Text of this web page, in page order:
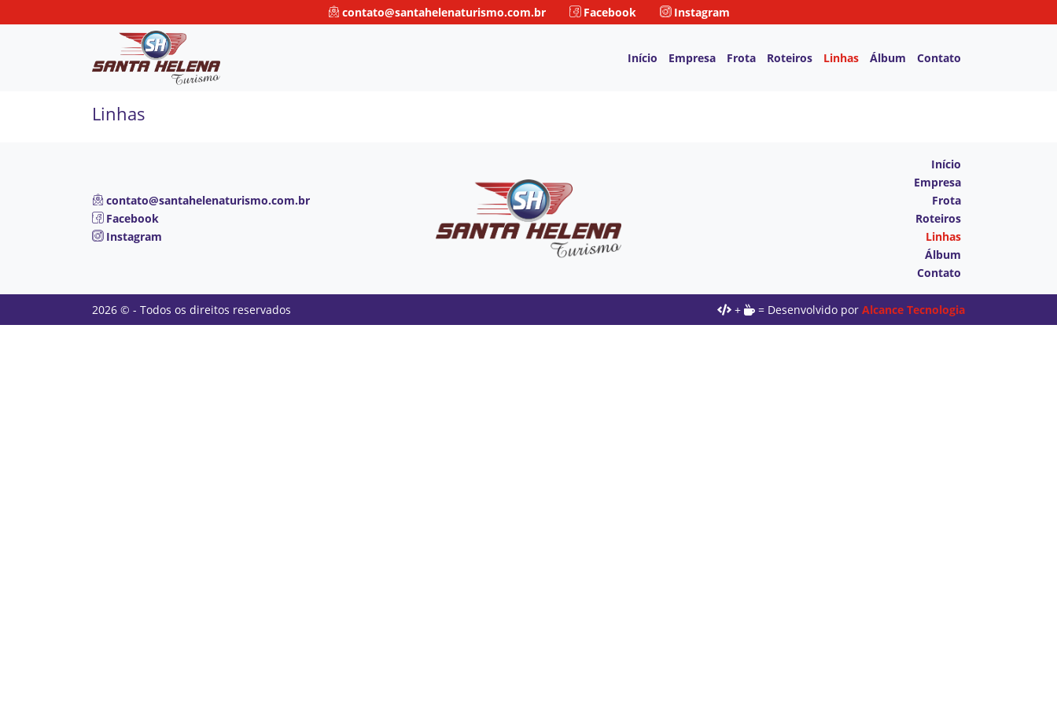
contato@santahelenaturismo.com.br Facebook Instagram
Início Empresa Frota Roteiros Linhas Álbum Contato
Linhas
contato@santahelenaturismo.com.br
Facebook
Instagram
Início
Empresa
Frota
Roteiros
Linhas
Álbum
Contato
2026 © - Todos os direitos reservados + = Desenvolvido por Alcance Tecnologia